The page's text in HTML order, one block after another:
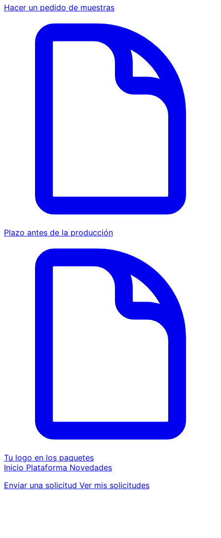
Hacer un pedido de muestras
Plazo antes de la producción
Tu logo en los paquetes
Inicio Plataforma Novedades
Enviar una solicitud Ver mis solicitudes